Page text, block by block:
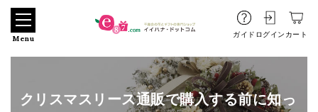
Menu ガイド ログイン カート
クリスマスリース通販で購入する前に知っ